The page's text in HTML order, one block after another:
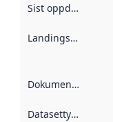
Sist oppdatert
Landingsside
Dokumentasjon
Datasettype